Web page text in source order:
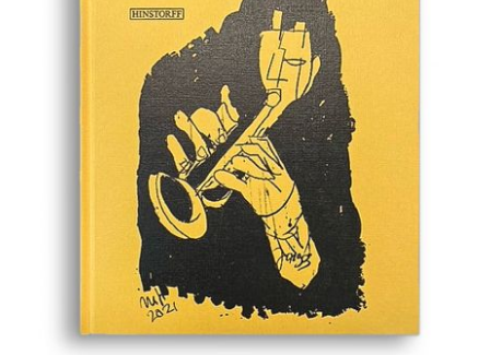
Vorschau
Kataloge
Plakate
Sondereditionen
Editionen
Merchandise